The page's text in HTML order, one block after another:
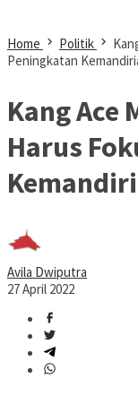
Home Politik
Peningkatan
Kang Ace
Harus
Avila Dwiputra
27 April 2022